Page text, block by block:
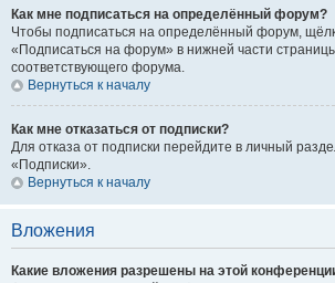
Как мне подписаться на определённый форум?
Чтобы подписаться на определённый форум,
«Подписаться на форум» в нижней части
соответствующего форума.
Вернуться к началу
Как мне отказаться от подписки?
Для отказа от подписки перейдите в личный
«Подписки».
Вернуться к началу
Вложения
Какие вложения разрешены на этой